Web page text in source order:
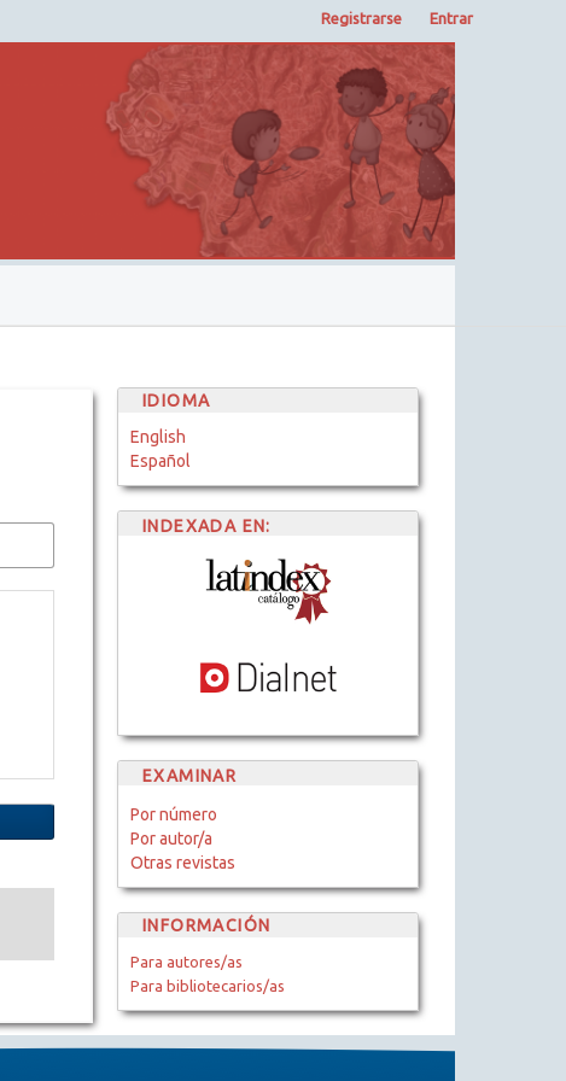
Registrarse Entrar
IDIOMA
English
Español
INDEXADA EN:
EXAMINAR
Por número
Por autor/a
Otras revistas
INFORMACIÓN
Para autores/as
Para bibliotecarios/as